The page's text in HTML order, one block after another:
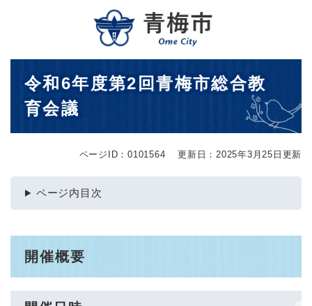
メニューを飛ばして本文へ
令和6年度第2回青梅市総合教
育会議
ページID：0101564 更新日：2025年3月25日更新
ページ内目次
開催概要